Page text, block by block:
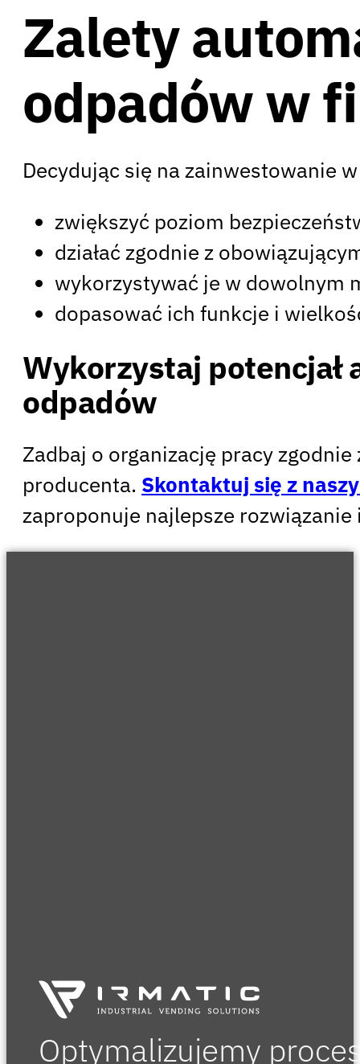
Zalety
odpadów w
Decydując się na zainwestowanie
zwiększyć poziom
działać zgodnie z
wykorzystywać je w dowolnym
dopasować ich funkcje i
Wykorzystaj
odpadów
Zadbaj o organizację pracy
producenta. Skontaktuj się z
zaproponuje najlepsze
Optymalizujemy